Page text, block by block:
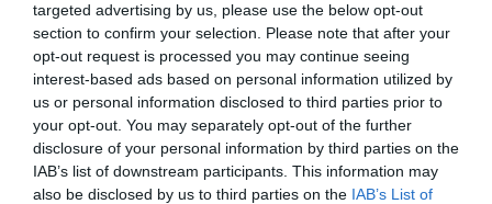
targeted advertising by us, please use the below opt-out
section to confirm your selection. Please note that after your
opt-out request is processed you may continue seeing
interest-based ads based on personal information utilized by
us or personal information disclosed to third parties prior to
your opt-out. You may separately opt-out of the further
disclosure of your personal information by third parties on the
IAB’s list of downstream participants. This information may
also be disclosed by us to third parties on the IAB’s List of